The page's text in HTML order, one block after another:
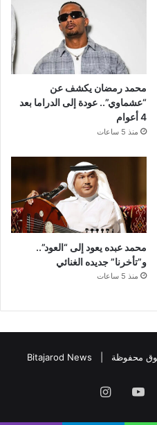
محمد رمضان يكشف عن
“عشماوي”.. عودة إلى الدراما بعد
4 أعوام
منذ 5 ساعات
محمد عبده يعود إلى “العود”..
و”تأخرنا” جديده الغنائي
منذ 5 ساعات
Bitajarod News
‫YouTubeانستقرام